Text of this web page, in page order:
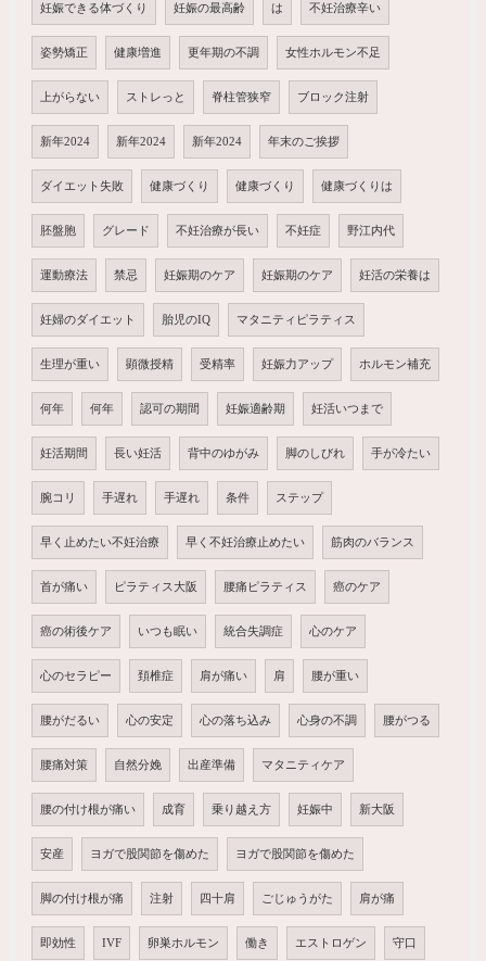
妊娠できる体づくり 妊娠の最高齢 は 不妊治療辛い
姿勢矯正 健康増進 更年期の不調 女性ホルモン不足
上がらない ストレっと 脊柱管狭窄 ブロック注射
新年2024 新年2024 新年2024 年末のご挨拶
ダイエット失敗 健康づくり 健康づくり 健康づくりは
胚盤胞 グレード 不妊治療が長い 不妊症 野江内代
運動療法 禁忌 妊娠期のケア 妊娠期のケア 妊活の栄養は
妊婦のダイエット 胎児のIQ マタニティピラティス
生理が重い 顕微授精 受精率 妊娠力アップ ホルモン補充
何年 何年 認可の期間 妊娠適齢期 妊活いつまで
妊活期間 長い妊活 背中のゆがみ 脚のしびれ 手が冷たい
腕コリ 手遅れ 手遅れ 条件 ステップ
早く止めたい不妊治療 早く不妊治療止めたい 筋肉のバランス
首が痛い ピラティス大阪 腰痛ピラティス 癌のケア
癌の術後ケア いつも眠い 統合失調症 心のケア
心のセラピー 頚椎症 肩が痛い 肩 腰が重い
腰がだるい 心の安定 心の落ち込み 心身の不調 腰がつる
腰痛対策 自然分娩 出産準備 マタニティケア
腰の付け根が痛い 成育 乗り越え方 妊娠中 新大阪
安産 ヨガで股関節を傷めた ヨガで股関節を傷めた
脚の付け根が痛 注射 四十肩 ごじゅうがた 肩が痛
即効性 IVF 卵巣ホルモン 働き エストロゲン 守口